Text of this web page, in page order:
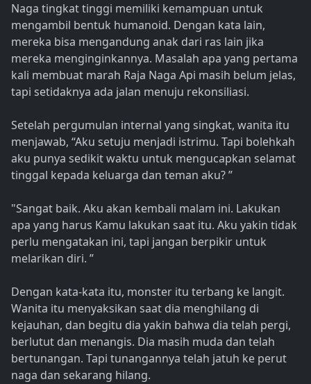
Naga tingkat tinggi memiliki kemampuan untuk
mengambil bentuk humanoid. Dengan kata lain,
mereka bisa mengandung anak dari ras lain jika
mereka menginginkannya. Masalah apa yang pertama
kali membuat marah Raja Naga Api masih belum jelas,
tapi setidaknya ada jalan menuju rekonsiliasi.
Setelah pergumulan internal yang singkat, wanita itu
menjawab, “Aku setuju menjadi istrimu. Tapi bolehkah
aku punya sedikit waktu untuk mengucapkan selamat
tinggal kepada keluarga dan teman aku? ”
"Sangat baik. Aku akan kembali malam ini. Lakukan
apa yang harus Kamu lakukan saat itu. Aku yakin tidak
perlu mengatakan ini, tapi jangan berpikir untuk
melarikan diri. ”
Dengan kata-kata itu, monster itu terbang ke langit.
Wanita itu menyaksikan saat dia menghilang di
kejauhan, dan begitu dia yakin bahwa dia telah pergi,
berlutut dan menangis. Dia masih muda dan telah
bertunangan. Tapi tunangannya telah jatuh ke perut
naga dan sekarang hilang.